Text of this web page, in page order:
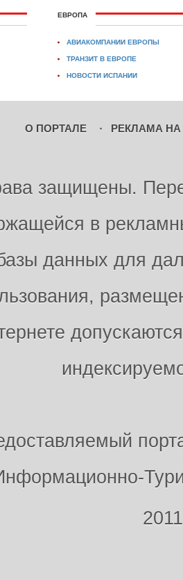
ЕВРОПА
АВИАКОМПАНИИ ЕВРОПЫ
ТРАНЗИТ В ЕВРОПЕ
НОВОСТИ ИСПАНИИ
О ПОРТАЛЕ РЕКЛАМА НА
защищены.
в
данных для